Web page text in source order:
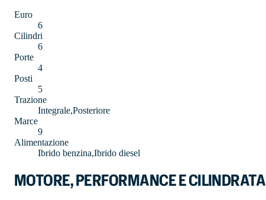
Euro
6
Cilindri
6
Porte
4
Posti
5
Trazione
Integrale,Posteriore
Marce
9
Alimentazione
Ibrido benzina,Ibrido diesel
MOTORE, PERFORMANCE E CILINDRATA